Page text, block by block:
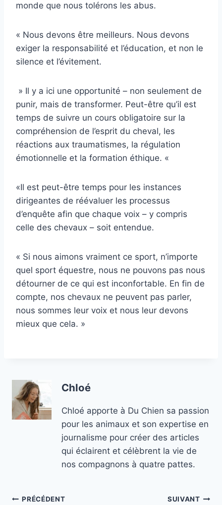
monde que nous tolérons les abus.
« Nous devons être meilleurs. Nous devons
exiger la responsabilité et l’éducation, et non le
silence et l’évitement.
» Il y a ici une opportunité – non seulement de
punir, mais de transformer. Peut-être qu’il est
temps de suivre un cours obligatoire sur la
compréhension de l’esprit du cheval, les
réactions aux traumatismes, la régulation
émotionnelle et la formation éthique. «
«Il est peut-être temps pour les instances
dirigeantes de réévaluer les processus
d’enquête afin que chaque voix – y compris
celle des chevaux – soit entendue.
« Si nous aimons vraiment ce sport, n’importe
quel sport équestre, nous ne pouvons pas nous
détourner de ce qui est inconfortable. En fin de
compte, nos chevaux ne peuvent pas parler,
nous sommes leur voix et nous leur devons
mieux que cela. »
Chloé
Chloé apporte à Du Chien sa passion
pour les animaux et son expertise en
journalisme pour créer des articles
qui éclairent et célèbrent la vie de
nos compagnons à quatre pattes.
PRÉCÉDENT SUIVANT